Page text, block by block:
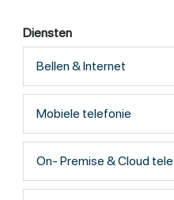
On-Premise & Cloud
Mobiele telefonie
Internetverbindingen
Microsoft 365
Security
Routing en Switching
Wi-Fi Netwerken
Diensten
Bellen & Internet
Mobiele telefonie
On- Premise & Cloud